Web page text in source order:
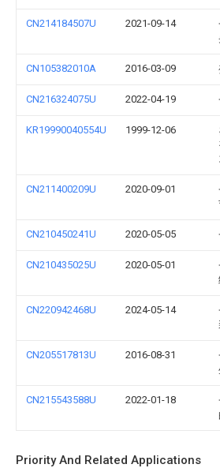
CN214184507U 2021-09-14
CN105382010A 2016-03-09
CN216324075U 2022-04-19
KR19990040554U 1999-12-06
CN211400209U 2020-09-01
CN210450241U 2020-05-05
CN210435025U 2020-05-01
CN220942468U 2024-05-14
CN205517813U 2016-08-31
CN215543588U 2022-01-18
Priority And Related Applications